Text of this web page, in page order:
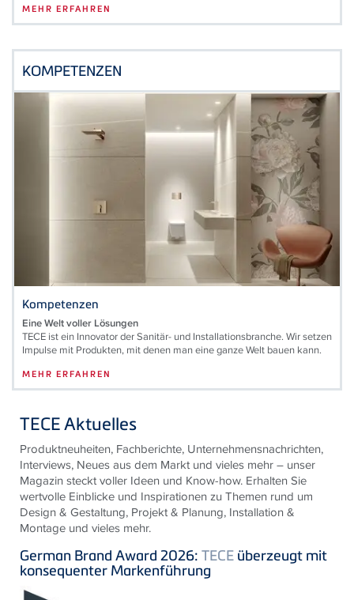
MEHR ERFAHREN
KOMPETENZEN
Kompetenzen
Eine Welt voller Lösungen
TECE ist ein Innovator der Sanitär- und Installationsbranche. Wir setzen
Impulse mit Produkten, mit denen man eine ganze Welt bauen kann.
MEHR ERFAHREN
TECE Aktuelles
Produktneuheiten, Fachberichte, Unternehmensnachrichten,
Interviews, Neues aus dem Markt und vieles mehr – unser
Magazin steckt voller Ideen und Know-how. Erhalten Sie
wertvolle Einblicke und Inspirationen zu Themen rund um
Design & Gestaltung, Projekt & Planung, Installation &
Montage und vieles mehr.
German Brand Award 2026: TECE überzeugt mit
konsequenter Markenführung